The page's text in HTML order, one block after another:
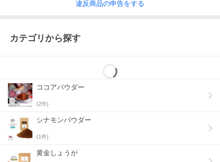
違反商品の申告をする
カテゴリから探す
ココアパウダー
(2件)
シナモンパウダー
(1件)
黄金しょうが